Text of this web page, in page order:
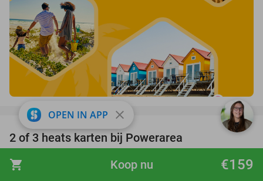
shopping_cart €159
Koop nu
favorite_border
2 of 3 heats karten bij Powerarea
Powerarea 9.3star
Lemiers
OPEN IN APP close